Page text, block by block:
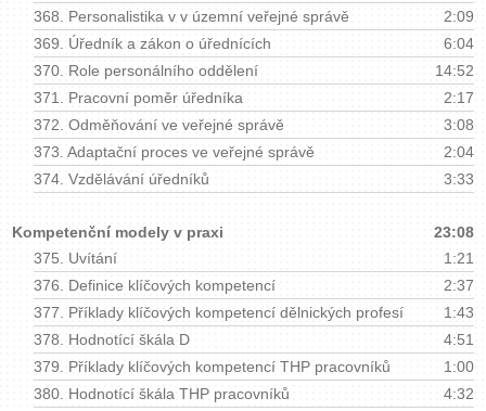
368. Personalistika v v územní veřejné správě
2:09
369. Úředník a zákon o úřednících
6:04
370. Role personálního oddělení
14:52
371. Pracovní poměr úředníka
2:17
372. Odměňování ve veřejné správě
3:08
373. Adaptační proces ve veřejné správě
2:04
374. Vzdělávání úředníků 3:33
Kompetenční modely v praxi
23:08
375. Uvítání
1:21
376. Definice klíčových kompetencí
2:37
377. Příklady klíčových kompetencí dělnických profesí
1:43
378. Hodnotící škála D
4:51
379. Příklady klíčových kompetencí THP pracovníků
1:00
380. Hodnotící škála THP pracovníků
4:32